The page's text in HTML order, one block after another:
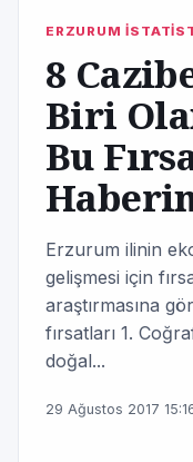
ERZURUM
8
Biri
Bu
Erzurum ilinin
gelişmesi için
araştırmasına
fırsatları 1.
doğal...
29 Ağustos 2017